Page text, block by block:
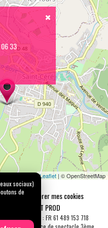
33
Leaflet | © OpenStreetMap
Gérer mes cookies
CARREMENT PROD
Z - N° TVA Int. : FR 61 489 153 718
- Licence de spectacle 3ème
sociaux)
de